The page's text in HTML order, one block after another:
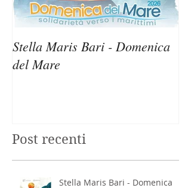
Stella Maris Bari - Domenica
del Mare
Post recenti
Stella Maris Bari - Domenica